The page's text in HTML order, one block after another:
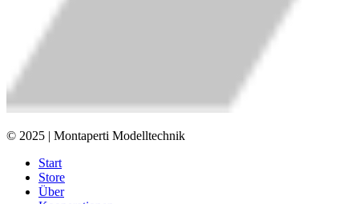
© 2025 | Montaperti Modelltechnik
Start
Store
Über